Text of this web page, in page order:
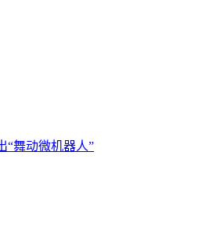
“舞动微机器人”